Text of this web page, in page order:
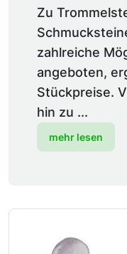
Zu
zahlreiche
angeboten,
Stückpreise.
hin zu ...
mehr lesen